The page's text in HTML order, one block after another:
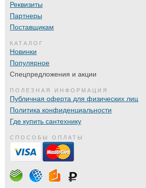
Реквизиты
Партнеры
Поставщикам
КАТАЛОГ
Новинки
Популярное
Спецпредложения и акции
ПОЛЕЗНАЯ ИНФОРМАЦИЯ
Публичная оферта для физических лиц
Политика конфиденциальности
Где купить сантехнику
СПОСОБЫ ОПЛАТЫ